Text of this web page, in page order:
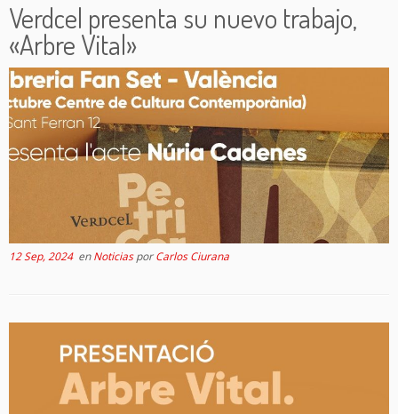
Verdcel presenta su nuevo trabajo,
«Arbre Vital»
12 Sep, 2024enNoticiasporCarlos Ciurana